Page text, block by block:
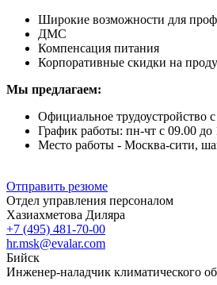
Широкие возможности для
ДМС
Компенсация питания
Корпоративные скидки на
Мы предлагаем:
Официальное
График работы: пн-чт с 09.00 до
Место работы - Москва-сити,
Отправить резюме
Отдел управления персоналом
Хазиахметова Диляра
+7 (495) 481-70-00
hr.msk@evalar.com
Бийск
Инженер-наладчик климатического